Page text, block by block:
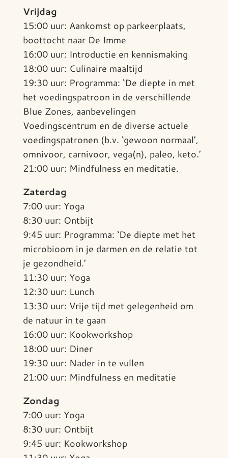
Vrijdag
15:00 uur: Aankomst op parkeerplaats,
boottocht naar De Imme
16:00 uur: Introductie en kennismaking
18:00 uur: Culinaire maaltijd
19:30 uur: Programma: ‘De diepte in met
het voedingspatroon in de verschillende
Blue Zones, aanbevelingen
Voedingscentrum en de diverse actuele
voedingspatronen (b.v. ‘gewoon normaal’,
omnivoor, carnivoor, vega(n), paleo, keto.’
21:00 uur: Mindfulness en meditatie.
Zaterdag
7:00 uur: Yoga
8:30 uur: Ontbijt
9:45 uur: Programma: ‘De diepte met het
microbioom in je darmen en de relatie tot
je gezondheid.’
11:30 uur: Yoga
12:30 uur: Lunch
13:30 uur: Vrije tijd met gelegenheid om
de natuur in te gaan
16:00 uur: Kookworkshop
18:00 uur: Diner
19:30 uur: Nader in te vullen
21:00 uur: Mindfulness en meditatie
Zondag
7:00 uur: Yoga
8:30 uur: Ontbijt
9:45 uur: Kookworkshop